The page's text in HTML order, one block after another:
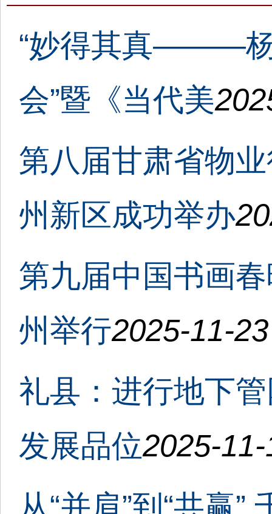
“妙得其真———杨
会”暨《当代美
第八届甘肃省物
州新区成功举办
第九届中国书画
州举行2025-11-
礼县：进行地下
发展品位2025-
从“并肩”到“共赢